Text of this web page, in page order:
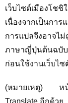
เว็บไซต์เมืองโ
เนื่องจากเป็นกา
การแปลจึงอาจไ
ภาษาญี่ปุ่นต้นฉบับ
ก่อนใช้งานเว็บไซ
(หมายเหตุ) หน้
Translate อีกด้วย